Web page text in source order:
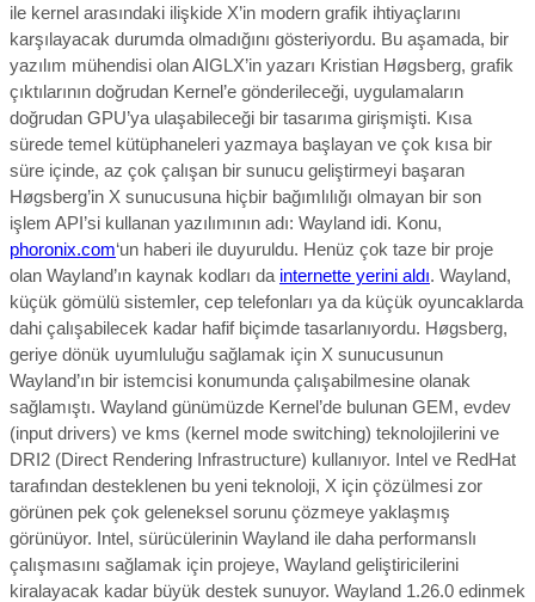
ile kernel arasındaki ilişkide X’in modern grafik ihtiyaçlarını
karşılayacak durumda olmadığını gösteriyordu. Bu aşamada, bir
yazılım mühendisi olan AIGLX’in yazarı Kristian Høgsberg, grafik
çıktılarının doğrudan Kernel’e gönderileceği, uygulamaların
doğrudan GPU’ya ulaşabileceği bir tasarıma girişmişti. Kısa
sürede temel kütüphaneleri yazmaya başlayan ve çok kısa bir
süre içinde, az çok çalışan bir sunucu geliştirmeyi başaran
Høgsberg’in X sunucusuna hiçbir bağımlılığı olmayan bir son
işlem API’si kullanan yazılımının adı: Wayland idi. Konu,
phoronix.com‘un haberi ile duyuruldu. Henüz çok taze bir proje
olan Wayland’ın kaynak kodları da internette yerini aldı. Wayland,
küçük gömülü sistemler, cep telefonları ya da küçük oyuncaklarda
dahi çalışabilecek kadar hafif biçimde tasarlanıyordu. Høgsberg,
geriye dönük uyumluluğu sağlamak için X sunucusunun
Wayland’ın bir istemcisi konumunda çalışabilmesine olanak
sağlamıştı. Wayland günümüzde Kernel’de bulunan GEM, evdev
(input drivers) ve kms (kernel mode switching) teknolojilerini ve
DRI2 (Direct Rendering Infrastructure) kullanıyor. Intel ve RedHat
tarafından desteklenen bu yeni teknoloji, X için çözülmesi zor
görünen pek çok geleneksel sorunu çözmeye yaklaşmış
görünüyor. Intel, sürücülerinin Wayland ile daha performanslı
çalışmasını sağlamak için projeye, Wayland geliştiricilerini
kiralayacak kadar büyük destek sunuyor. Wayland 1.26.0 edinmek